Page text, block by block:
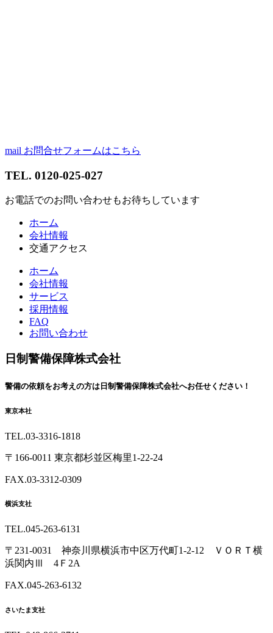
mail お問合せフォームはこちら
TEL. 0120-025-027
お電話でのお問い合わせもお待ちしています
戻
ホーム
会社情報
交通アクセス
ホーム
会社情報
サービス
採用情報
FAQ
お問い合わせ
日制警備保障株式会社
警備の依頼をお考えの方は日制警備保障株式会社へお任せください！
東京本社
TEL.03-3316-1818
〒166-0011 東京都杉並区梅里1-22-24
FAX.03-3312-0309
横浜支社
TEL.045-263-6131
〒231-0031 神奈川県横浜市中区万代町1-2-12 ＶＯＲＴ横
浜関内Ⅲ 4Ｆ2A
FAX.045-263-6132
さいたま支社